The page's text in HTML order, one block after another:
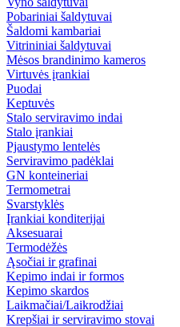
Pobariniai šaldytuvai
Šaldomi kambariai
Vitrininiai šaldytuvai
Mėsos brandinimo kameros
Virtuvės įrankiai
Puodai
Keptuvės
Stalo serviravimo indai
Stalo įrankiai
Pjaustymo lentelės
Serviravimo padėklai
GN konteineriai
Termometrai
Svarstyklės
Įrankiai konditerijai
Aksesuarai
Termodėžės
Ąsočiai ir grafinai
Kepimo indai ir formos
Kepimo skardos
Laikmačiai/Laikrodžiai
Krepšiai ir serviravimo stovai